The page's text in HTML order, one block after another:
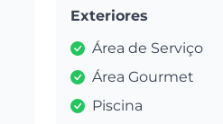
Exteriores
Área de Serviço
Área Gourmet
Piscina